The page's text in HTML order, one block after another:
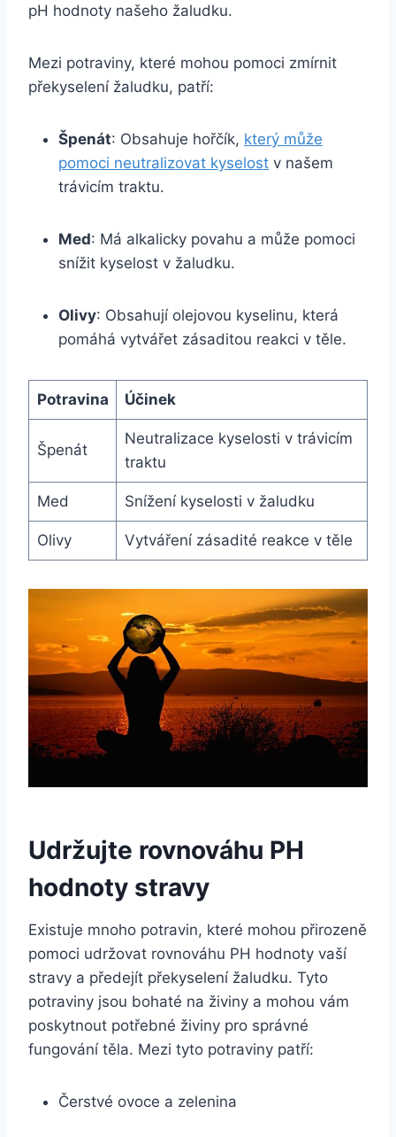
pH hodnoty našeho žaludku.
Mezi potraviny, které mohou pomoci zmírnit
překyselení žaludku, patří:
Špenát: Obsahuje hořčík, který může
pomoci neutralizovat kyselost v našem
trávicím traktu.
Med: Má alkalicky povahu a může pomoci
snížit kyselost v žaludku.
Olivy: Obsahují olejovou kyselinu, která
pomáhá vytvářet zásaditou reakci v těle.
Potravina Účinek
Špenát
Neutralizace kyselosti v trávicím
traktu
Med Snížení kyselosti v žaludku
Olivy Vytváření zásadité reakce v těle
Udržujte rovnováhu PH
hodnoty stravy
Existuje mnoho potravin, které mohou přirozeně
pomoci udržovat rovnováhu PH hodnoty vaší
stravy a předejít překyselení žaludku. Tyto
potraviny jsou bohaté na živiny a mohou vám
poskytnout potřebné živiny pro správné
fungování těla. Mezi tyto potraviny patří:
Čerstvé ovoce a zelenina